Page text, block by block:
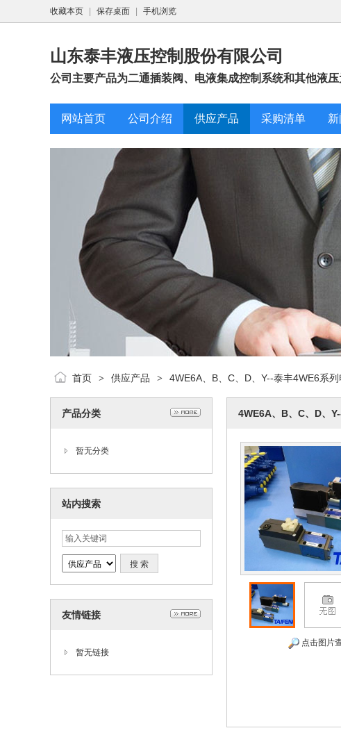
收藏本页 保存桌面 手机浏览
山东泰丰液压控制股份有限公司
公司主要产品为二通插装阀、电液集成控制系统和其他液
网站首页 公司介绍 供应产品 采购清单
首页 > 供应产品 > 4WE6A、B、C、D、Y--泰丰4WE6系
产品分类
暂无分类
站内搜索
友情链接
暂无链接
4WE6A、B、C、D、
点击图片